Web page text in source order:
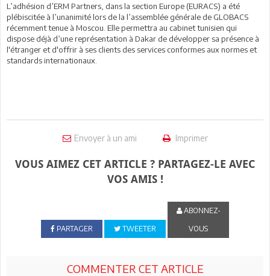
L’adhésion d’ERM Partners, dans la section Europe (EURACS) a été
plébiscitée à l’unanimité lors de la l’assemblée générale de GLOBACS
récemment tenue à Moscou. Elle permettra au cabinet tunisien qui
dispose déjà d’une représentation à Dakar de développer sa présence à
l'étranger et d'offrir à ses clients des services conformes aux normes et
standards internationaux.
Envoyer à un ami Imprimer
VOUS AIMEZ CET ARTICLE ? PARTAGEZ-LE AVEC
VOS AMIS !
PARTAGER TWEETER
ABONNEZ-
VOUS
COMMENTER CET ARTICLE